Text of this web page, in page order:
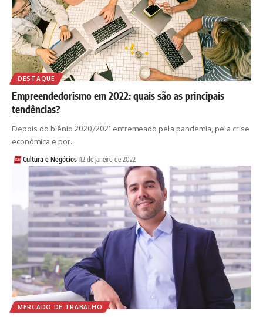
DESTAQUE
Empreendedorismo em 2022: quais são as principais
tendências?
Depois do biênio 2020/2021 entremeado pela pandemia, pela crise
econômica e por…
Cultura e Negócios 12 de janeiro de 2022
MERCADO DE TRABALHO